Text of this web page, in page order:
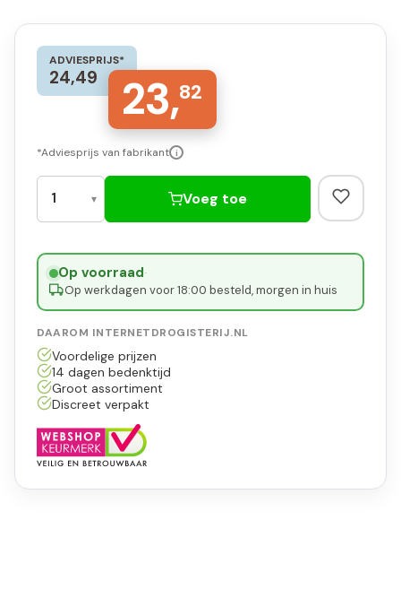
ADVIESPRIJS*
24,49 23,82
*Adviesprijs van fabrikant i
Voeg toe
Op voorraad·
Op werkdagen voor 18:00 besteld, morgen in huis
DAAROM INTERNETDROGISTERIJ.NL
Voordelige prijzen
14 dagen bedenktijd
Groot assortiment
Discreet verpakt